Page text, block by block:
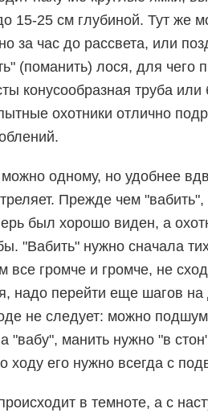
15-25 см глубиной. Тут же
за час до рассвета, или
(поманить) лося, для чего
конусообразная труба
охотники отлично
можно одному, но удобнее
Прежде чем
был хорошо виден, а
"Вабить" нужно сначала
все громче и громче, не
надо перейти еще шагов на
не следует: можно
"вабу", манить нужно "в
ходу его нужно всегда с
в темноте, а с